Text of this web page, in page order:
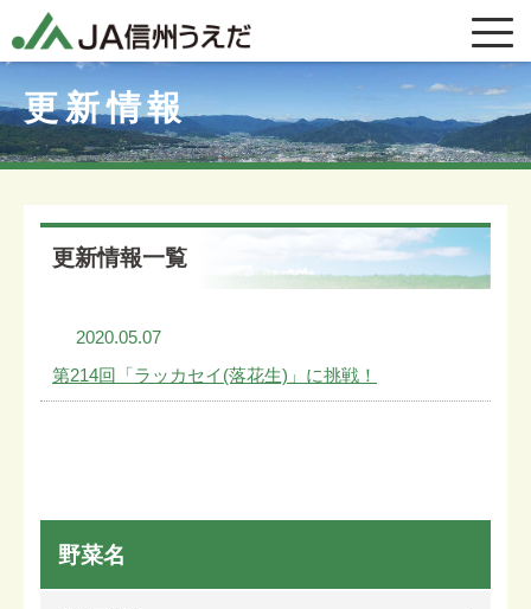
更新情報
更新情報一覧
2020.05.07
第214回「ラッカセイ(落花生)」に挑戦！
野菜名